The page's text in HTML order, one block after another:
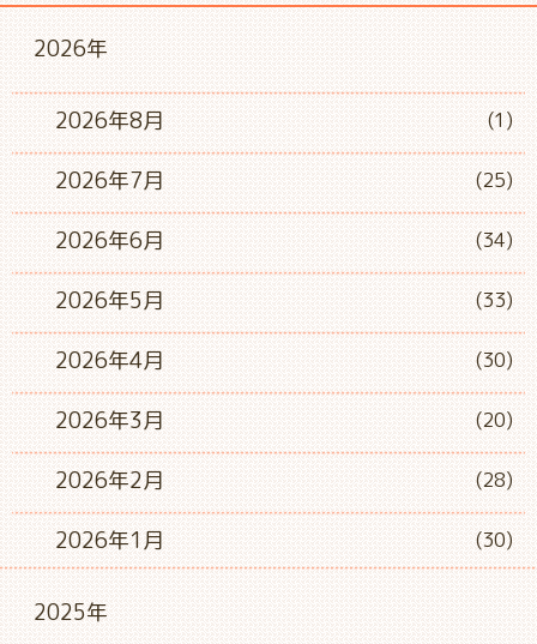
2026年
2026年8月 (1)
2026年7月 (25)
2026年6月 (34)
2026年5月 (33)
2026年4月 (30)
2026年3月 (20)
2026年2月 (28)
2026年1月 (30)
2025年